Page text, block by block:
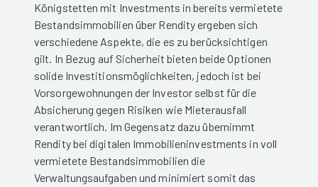
Königstetten mit Investments in bereits vermietete
Bestandsimmobilien über Rendity ergeben sich
verschiedene Aspekte, die es zu berücksichtigen
gilt. In Bezug auf Sicherheit bieten beide Optionen
solide Investitionsmöglichkeiten, jedoch ist bei
Vorsorgewohnungen der Investor selbst für die
Absicherung gegen Risiken wie Mieterausfall
verantwortlich. Im Gegensatz dazu übernimmt
Rendity bei digitalen Immobilieninvestments in voll
vermietete Bestandsimmobilien die
Verwaltungsaufgaben und minimiert somit das